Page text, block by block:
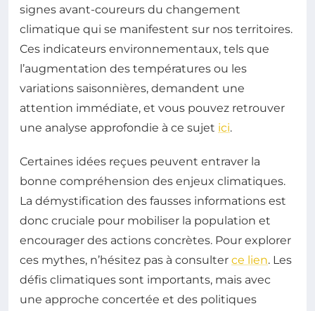
signes avant-coureurs du changement
climatique qui se manifestent sur nos territoires.
Ces indicateurs environnementaux, tels que
l’augmentation des températures ou les
variations saisonnières, demandent une
attention immédiate, et vous pouvez retrouver
une analyse approfondie à ce sujet ici.
Certaines idées reçues peuvent entraver la
bonne compréhension des enjeux climatiques.
La démystification des fausses informations est
donc cruciale pour mobiliser la population et
encourager des actions concrètes. Pour explorer
ces mythes, n’hésitez pas à consulter ce lien. Les
défis climatiques sont importants, mais avec
une approche concertée et des politiques